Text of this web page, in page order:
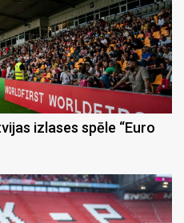
izlases spēle “Euro